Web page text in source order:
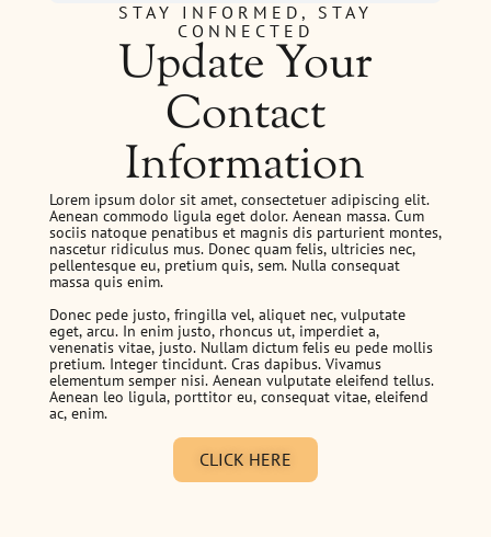
STAY INFORMED, STAY
CONNECTED
Update Your
Contact
Information
Lorem ipsum dolor sit amet, consectetuer adipiscing elit.
Aenean commodo ligula eget dolor. Aenean massa. Cum
sociis natoque penatibus et magnis dis parturient montes,
nascetur ridiculus mus. Donec quam felis, ultricies nec,
pellentesque eu, pretium quis, sem. Nulla consequat
massa quis enim.
Donec pede justo, fringilla vel, aliquet nec, vulputate
eget, arcu. In enim justo, rhoncus ut, imperdiet a,
venenatis vitae, justo. Nullam dictum felis eu pede mollis
pretium. Integer tincidunt. Cras dapibus. Vivamus
elementum semper nisi. Aenean vulputate eleifend tellus.
Aenean leo ligula, porttitor eu, consequat vitae, eleifend
ac, enim.
CLICK HERE